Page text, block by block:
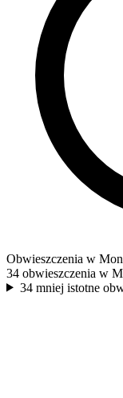
Obwieszczenia w
34 obwieszczenia w
34 mniej istotne